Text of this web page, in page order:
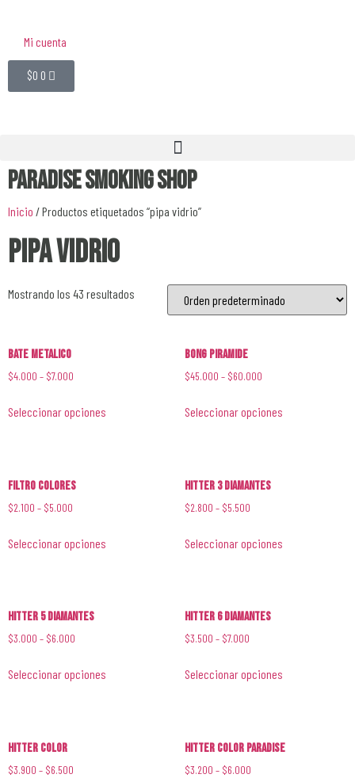
Mi cuenta
$0 0
Paradise Smoking Shop
Inicio / Productos etiquetados “pipa vidrio”
pipa vidrio
Mostrando los 43 resultados
Bate Metalico
$4.000 – $7.000
Seleccionar opciones
Bong Piramide
$45.000 – $60.000
Seleccionar opciones
Filtro Colores
$2.100 – $5.000
Seleccionar opciones
Hitter 3 Diamantes
$2.800 – $5.500
Seleccionar opciones
Hitter 5 Diamantes
$3.000 – $6.000
Seleccionar opciones
Hitter 6 Diamantes
$3.500 – $7.000
Seleccionar opciones
Hitter Color
$3.900 – $6.500
Hitter Color Paradise
$3.200 – $6.000